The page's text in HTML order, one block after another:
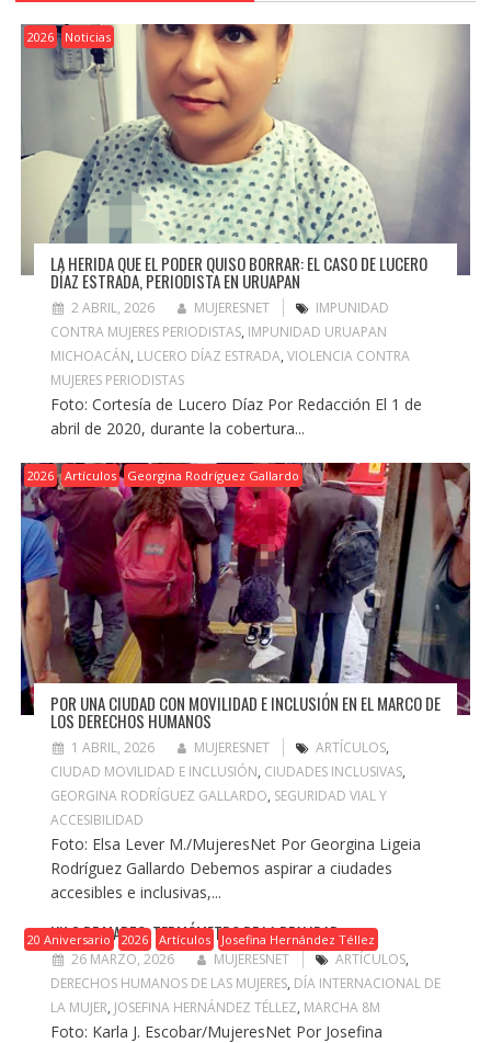
2026 Noticias
LA HERIDA QUE EL PODER QUISO BORRAR: EL CASO DE LUCERO
DÍAZ ESTRADA, PERIODISTA EN URUAPAN
2 ABRIL, 2026 MUJERESNET
IMPUNIDAD
CONTRA MUJERES PERIODISTAS, IMPUNIDAD URUAPAN
MICHOACÁN, LUCERO DÍAZ ESTRADA, VIOLENCIA CONTRA
MUJERES PERIODISTAS
Foto: Cortesía de Lucero Díaz Por Redacción El 1 de
abril de 2020, durante la cobertura...
2026 Artículos Georgina Rodríguez Gallardo
POR UNA CIUDAD CON MOVILIDAD E INCLUSIÓN EN EL MARCO DE
LOS DERECHOS HUMANOS
1 ABRIL, 2026 MUJERESNET ARTÍCULOS,
CIUDAD MOVILIDAD E INCLUSIÓN, CIUDADES INCLUSIVAS,
GEORGINA RODRÍGUEZ GALLARDO, SEGURIDAD VIAL Y
ACCESIBILIDAD
Foto: Elsa Lever M./MujeresNet Por Georgina Ligeia
Rodríguez Gallardo Debemos aspirar a ciudades
accesibles e inclusivas,...
20 Aniversario 2026 Artículos Josefina Hernández Téllez
UN 8 DE MARZO, TERMÓMETRO DE LA REALIDAD
26 MARZO, 2026 MUJERESNET ARTÍCULOS,
DERECHOS HUMANOS DE LAS MUJERES, DÍA INTERNACIONAL DE
LA MUJER, JOSEFINA HERNÁNDEZ TÉLLEZ, MARCHA 8M
Foto: Karla J. Escobar/MujeresNet Por Josefina